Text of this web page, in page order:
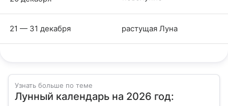
21 — 31 декабря растущая Луна
Узнать больше по теме
Лунный календарь на 2026 год: